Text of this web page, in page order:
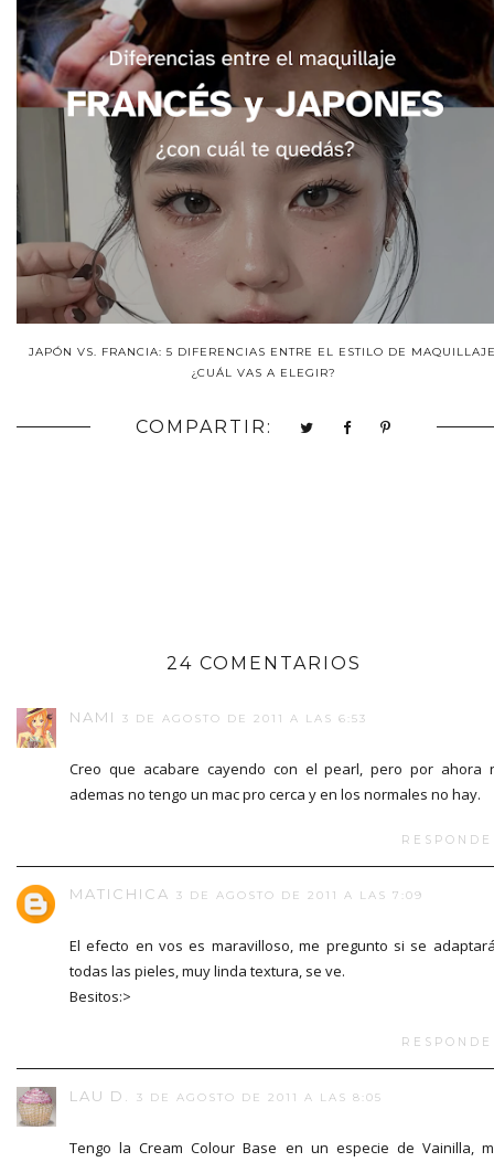
JAPÓN VS. FRANCIA: 5 DIFERENCIAS ENTRE EL ESTILO DE
¿CUÁL VAS A ELEGIR?
COMPARTIR:
24 COMENTARIOS
NAMI 3 DE AGOSTO DE 2011 A LAS 6:53
Creo que acabare cayendo con el pearl, pero por ahora
ademas no tengo un mac pro cerca y en los normales no hay.
MATICHICA 3 DE AGOSTO DE 2011 A LAS 7:09
El efecto en vos es maravilloso, me pregunto si se
todas las pieles, muy linda textura, se ve.
Besitos:>
LAU D. 3 DE AGOSTO DE 2011 A LAS 8:05
Tengo la Cream Colour Base en un especie de Vainilla,